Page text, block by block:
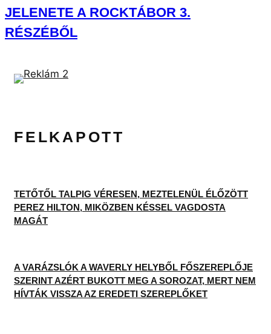
JELENETE A ROCKTÁBOR 3.
RÉSZÉBŐL
FELKAPOTT
TETŐTŐL TALPIG VÉRESEN, MEZTELENÜL ÉLŐZÖTT
PEREZ HILTON, MIKÖZBEN KÉSSEL VAGDOSTA
MAGÁT
A VARÁZSLÓK A WAVERLY HELYBŐL FŐSZEREPLŐJE
SZERINT AZÉRT BUKOTT MEG A SOROZAT, MERT NEM
HÍVTÁK VISSZA AZ EREDETI SZEREPLŐKET